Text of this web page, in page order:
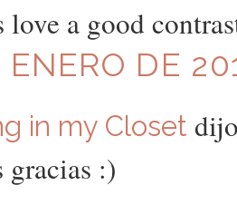
love a good
ENERO DE
in my Closet
gracias :)